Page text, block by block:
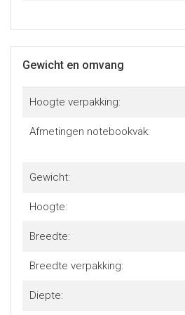
Gewicht en omvang
Hoogte verpakking:
Afmetingen notebookvak:
Gewicht:
Hoogte:
Breedte:
Breedte verpakking:
Diepte: